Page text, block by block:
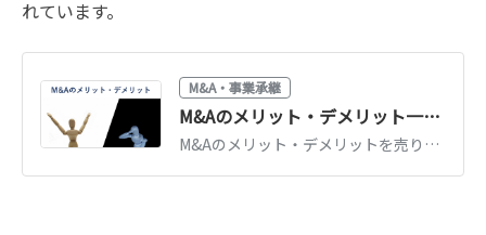
れています。
M&A・事業承継
M&Aのメリット・デメリット一覧｜売り手・買い手別にわかりやすく解説
M&Aのメリット・デメリットを売り手（事業承継・創業者利益）と買い手（事業拡大・シナジー）に分けて一覧解説。リスクを抑えるためのポイントも紹介します。